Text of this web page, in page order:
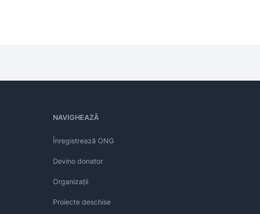
NAVIGHEAZĂ
Înregistrează ONG
Devino donator
Organizații
Proiecte deschise